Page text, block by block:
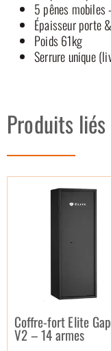
5 pênes mobiles
Épaisseur porte
Poids 61kg
Serrure unique
Produits liés
Coffre-fort Elite
V2 – 14 armes